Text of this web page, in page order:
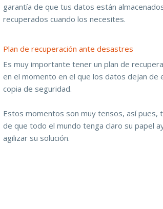
garantía de que tus datos están
recuperados cuando los necesites.
Plan de recuperación ante desastres
Es muy importante tener un plan de
en el momento en el que los datos dejan de
copia de seguridad.
Estos momentos son muy tensos, así
de que todo el mundo tenga claro su papel
agilizar su solución.